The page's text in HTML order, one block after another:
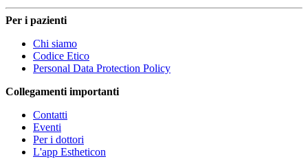
Per i pazienti
Chi siamo
Codice Etico
Personal Data Protection Policy
Collegamenti importanti
Contatti
Eventi
Per i dottori
L'app Estheticon